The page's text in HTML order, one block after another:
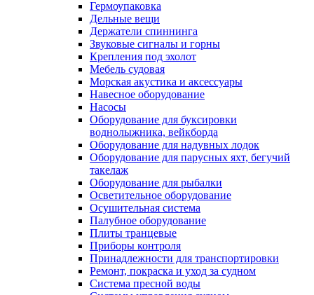
Гермоупаковка
Дельные вещи
Держатели спиннинга
Звуковые сигналы и горны
Крепления под эхолот
Мебель судовая
Морская акустика и аксессуары
Навесное оборудование
Насосы
Оборудование для буксировки
воднолыжника, вейкборда
Оборудование для надувных лодок
Оборудование для парусных яхт, бегучий
такелаж
Оборудование для рыбалки
Осветительное оборудование
Осушительная система
Палубное оборудование
Плиты транцевые
Приборы контроля
Принадлежности для транспортировки
Ремонт, покраска и уход за судном
Система пресной воды